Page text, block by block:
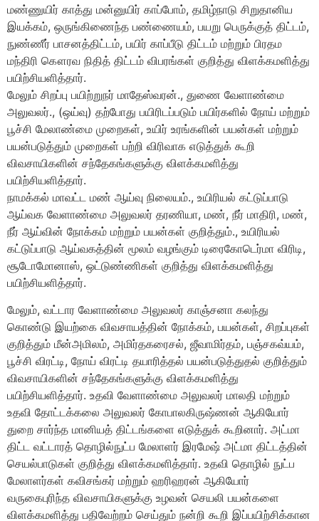
மண்ணுயிர் காத்து மன்னுயிர் காப்போம், தமிழ்நாடு சிறுதானிய
இயக்கம், ஒருங்கிணைந்த பண்ணையம், பயறு பெருக்குத் திட்டம்,
நுண்ணீர் பாசனத்திட்டம், பயிர் காப்பீடு திட்டம் மற்றும் பிரதம
மந்திரி கௌரவ நிதித் திட்டம் விபரங்கள் குறித்து விளக்கமளித்து
பயிற்சியளித்தார்.
மேலும் சிறப்பு பயிற்றுநர் மாதேஸ்வரன்., துணை வேளாண்மை
அலுவலர்., (ஒய்வு) தற்போது பயிரிடப்படும் பயிர்களில் நோய் மற்றும்
பூச்சி மேலாண்மை முறைகள், உயிர் உரங்களின் பயன்கள் மற்றும்
பயன்படுத்தும் முறைகள் பற்றி விரிவாக எடுத்துக் கூறி
விவசாயிகளின் சந்தேகங்களுக்கு விளக்கமளித்து
பயிற்சியளித்தார்.
நாமக்கல் மாவட்ட மண் ஆய்வு நிலையம்., உயிரியல் கட்டுப்பாடு
ஆய்வக வேளாண்மை அலுவலர் தரணியா, மண், நீர் மாதிரி, மண்,
நீர் ஆய்வின் நோக்கம் மற்றும் பயன்கள் குறித்தும்., உயிரியல்
கட்டுப்பாடு ஆய்வகத்தின் மூலம் வழங்கும் டிரைகோடெர்மா விரிடி,
சூடோமோனாஸ், ஒட்டுண்ணிகள் குறித்து விளக்கமளித்து
பயிற்சியளித்தார்.
மேலும், வட்டார வேளாண்மை அலுவலர் காஞ்சனா கலந்து
கொண்டு இயற்கை விவசாயத்தின் நோக்கம், பயன்கள், சிறப்புகள்
குறித்தும் மீன்அமிலம், அமிர்தகரைசல், ஜீவாமிர்தம், பஞ்சகவ்யம்,
பூச்சி விரட்டி, நோய் விரட்டி தயாரித்தல் பயன்படுத்துதல் குறித்தும்
விவசாயிகளின் சந்தேகங்களுக்கு விளக்கமளித்து
பயிற்சியளித்தார். உதவி வேளாண்மை அலுவலர் மாலதி மற்றும்
உதவி தோட்டக்கலை அலுவலர் கோபாலகிருஷ்ணன் ஆகியோர்
துறை சார்ந்த மானியத் திட்டங்களை எடுத்துக் கூறினார். அட்மா
திட்ட வட்டாரத் தொழில்நுட்ப மேலாளர் இரமேஷ் அட்மா திட்டத்தின்
செயல்பாடுகள் குறித்து விளக்கமளித்தார். உதவி தொழில் நுட்ப
மேலாளர்கள் கவிசங்கர் மற்றும் ஹரிஹரன் ஆகியோர்
வருகைபுரிந்த விவசாயிகளுக்கு உழவன் செயலி பயன்களை
விளக்கமளித்து பதிவேற்றம் செய்தும் நன்றி கூறி இப்பயிற்சிக்கான